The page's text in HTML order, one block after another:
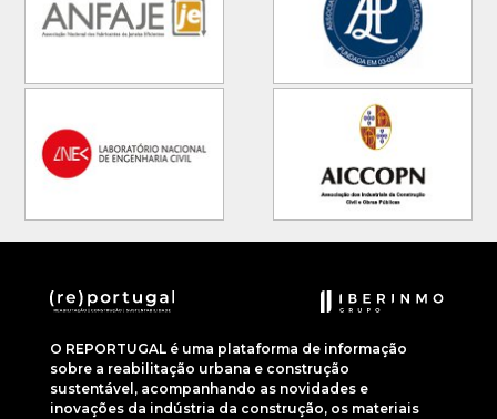
O REPORTUGAL é uma plataforma de informação
sobre a reabilitação urbana e construção
sustentável, acompanhando as novidades e
inovações da indústria da construção, os materiais